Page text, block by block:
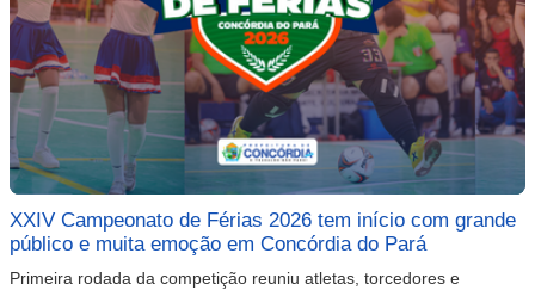
XXIV Campeonato de Férias 2026 tem início com grande
público e muita emoção em Concórdia do Pará
Primeira rodada da competição reuniu atletas, torcedores e